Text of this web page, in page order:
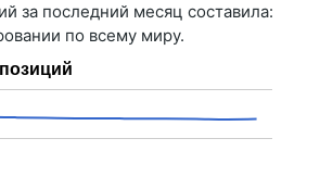
за последний месяц составила:
по всему миру.